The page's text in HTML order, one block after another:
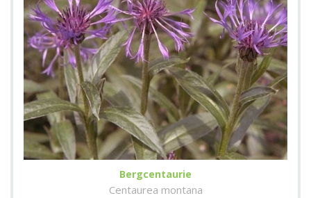
Bergcentaurie
Centaurea montana